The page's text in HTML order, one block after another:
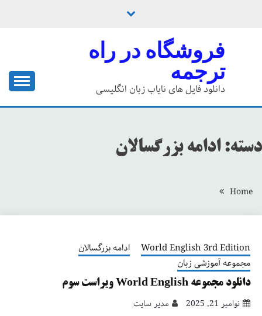
فروشگاه در راه
ترجمه
دانلود فایل های نایاب زبان انگلیسی
دسته:ادامه بزرگسالان
Home
World English 3rd Edition
ادامه بزرگسالان
مجموعه آموزشی زبان
دانلود مجموعه World English ویراست سوم
نوامبر 21, 2025 مدیر سایت